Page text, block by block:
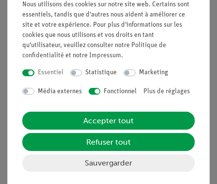
Nach oben
Contact
Déclaration de confidentialité
Mentions légales
Service
Nous utilisons des cookies sur notre site web. Certains sont
essentiels, tandis que d'autres nous aident à améliorer ce
site et votre expérience. Pour plus d'informations sur les
cookies que nous utilisons et vos droits en tant
qu'utilisateur, veuillez consulter notre Politique de
confidentialité et notre Impressum.
Essentiel Statistique Marketing
Média externes Fonctionnel Plus de réglages
Accepter tout
Refuser tout
Sauvergarder